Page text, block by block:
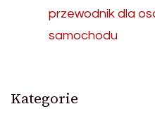
przewodnik dla
samochodu
Kategorie